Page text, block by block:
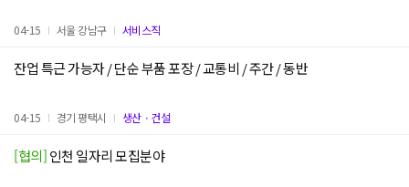
04-15 서울 강남구 서비스직
잔업 특근 가능자 / 단순 부품 포장 / 교통비 / 주간 / 동반
04-15 경기 평택시 생산ㆍ건설
[협의]인천 일자리 모집분야